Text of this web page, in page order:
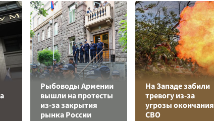
Рыбоводы Армении
вышли на протесты
из-за закрытия
рынка России
На Западе забили
тревогу из-за
угрозы окончания
СВО